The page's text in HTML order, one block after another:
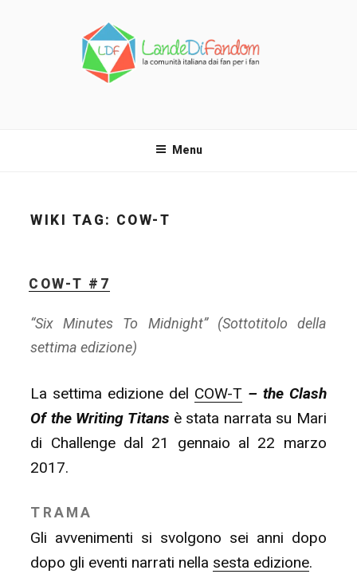
Menu
WIKI TAG: COW-T
COW-T #7
“Six Minutes To Midnight” (Sottotitolo della
settima edizione)
La settima edizione del COW-T – the Clash
Of the Writing Titans è stata narrata su Mari
di Challenge dal 21 gennaio al 22 marzo
2017.
TRAMA
Gli avvenimenti si svolgono sei anni dopo
dopo gli eventi narrati nella sesta edizione.